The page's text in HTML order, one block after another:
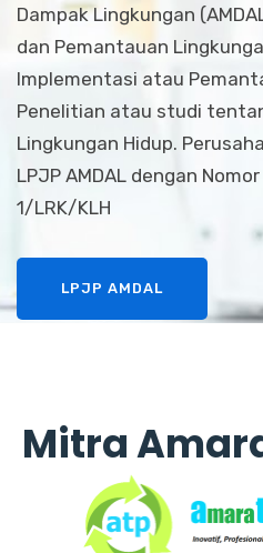
Dampak Lingkungan
dan Pemantauan
Implementasi atau
Penelitian atau studi
Lingkungan Hidup.
LPJP AMDAL dengan
1/LRK/KLH
LPJP AMDAL
Mitra